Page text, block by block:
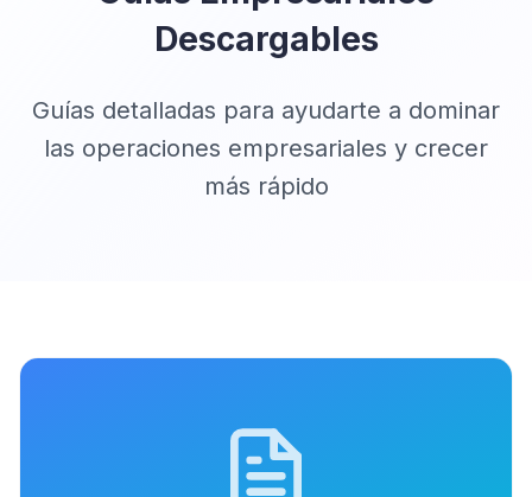
Descargables
Guías detalladas para ayudarte a dominar
las operaciones empresariales y crecer
más rápido